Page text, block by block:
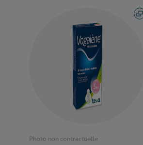
Photo non contractuelle